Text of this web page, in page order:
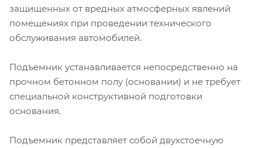
защищенных от вредных атмосферных явлений
помещениях при проведении технического
обслуживания автомобилей.
Подъемник устанавливается непосредственно на
прочном бетонном полу (основании) и не требует
специальной конструктивной подготовки
основания.
Подъемник представляет собой двухстоечную